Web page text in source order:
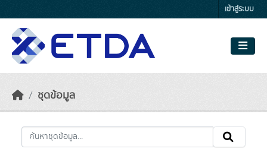
เข้าสู่ระบบ
ชุดข้อมูล